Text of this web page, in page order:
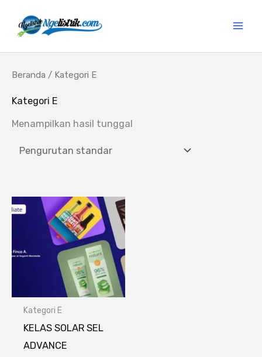
Beranda / Kategori E
Kategori E
Menampilkan hasil tunggal
Kategori E
KELAS SOLAR SEL
ADVANCE